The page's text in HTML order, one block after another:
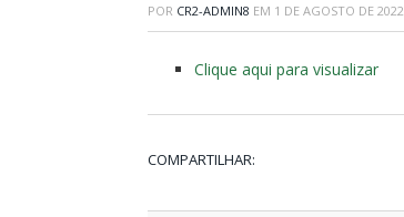
POR CR2-ADMIN8 EM 1 DE AGOSTO DE 2022
Clique aqui para visualizar
COMPARTILHAR: